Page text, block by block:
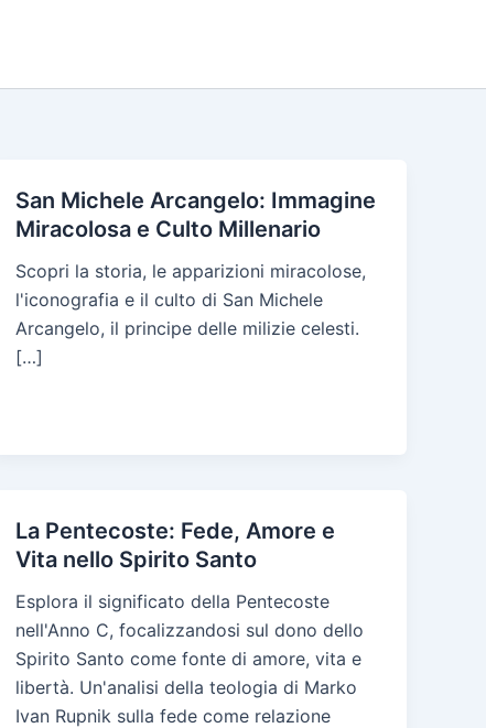
San Michele Arcangelo: Immagine
Miracolosa e Culto Millenario
Scopri la storia, le apparizioni miracolose,
l'iconografia e il culto di San Michele
Arcangelo, il principe delle milizie celesti.
[…]
La Pentecoste: Fede, Amore e
Vita nello Spirito Santo
Esplora il significato della Pentecoste
nell'Anno C, focalizzandosi sul dono dello
Spirito Santo come fonte di amore, vita e
libertà. Un'analisi della teologia di Marko
Ivan Rupnik sulla fede come relazione